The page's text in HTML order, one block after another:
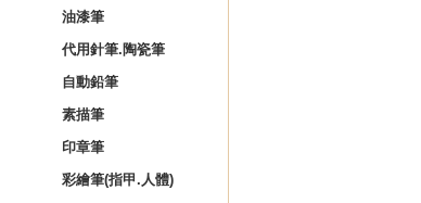
油漆筆
代用針筆.陶瓷筆
自動鉛筆
素描筆
印章筆
彩繪筆(指甲.人體)